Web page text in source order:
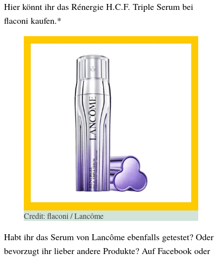
Hier könnt ihr das Rénergie H.C.F. Triple Serum bei
flaconi kaufen.*
Credit: flaconi / Lancôme
Habt ihr das Serum von Lancôme ebenfalls getestet? Oder
bevorzugt ihr lieber andere Produkte? Auf Facebook oder